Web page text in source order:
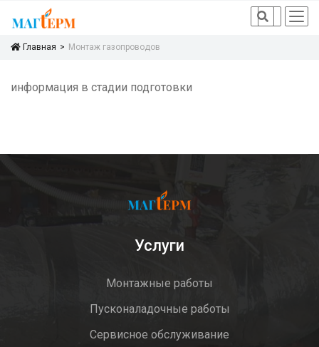
icon
icon
Главная Монтаж газопроводов
информация в стадии подготовки
Услуги
Монтажные работы
Пусконаладочные работы
Сервисное обслуживание